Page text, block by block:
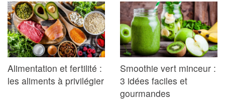
Alimentation et fertilité :
les aliments à privilégier
Smoothie vert minceur :
3 idées faciles et
gourmandes